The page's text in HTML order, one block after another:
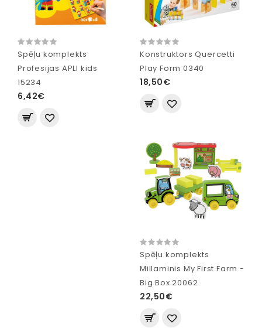
Spēļu komplekts
Profesijas APLI kids
15234
6,42€
Konstruktors Quercetti
Play Form 0340
18,50€
Spēļu komplekts
Millaminis My First Farm -
Big Box 20062
22,50€